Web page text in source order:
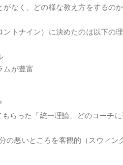
なく、どの様な教え方をするの
トナイン）に決めたのは以下の理
が豊富
らった「統一理論、どのコーチ
悪いところを客観的（スウィン